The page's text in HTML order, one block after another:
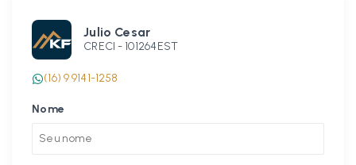
Julio Cesar
CRECI - 101264EST
(16) 9 9141-1258
Nome